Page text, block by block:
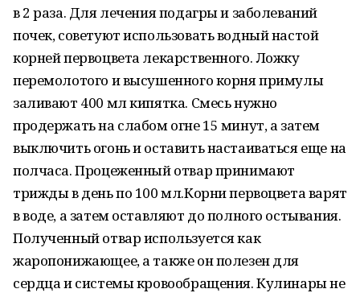
в 2 раза. Для лечения подагры и заболеваний
почек, советуют использовать водный настой
корней первоцвета лекарственного. Ложку
перемолотого и высушенного корня примулы
заливают 400 мл кипятка. Смесь нужно
продержать на слабом огне 15 минут, а затем
выключить огонь и оставить настаиваться еще на
полчаса. Процеженный отвар принимают
трижды в день по 100 мл.Корни первоцвета варят
в воде, а затем оставляют до полного остывания.
Полученный отвар используется как
жаропонижающее, а также он полезен для
сердца и системы кровообращения. Кулинары не